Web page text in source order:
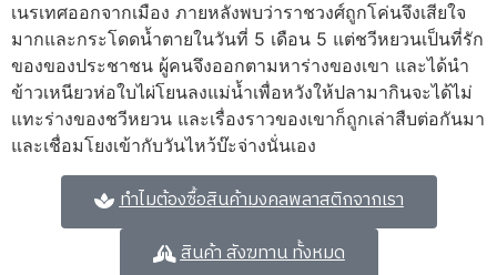
เนรเทศออกจากเมือง ภายหลังพบว่าราชวงศ์ถูกโค่นจึงเสียใจ
มากและกระโดดน้ำตายในวันที่ 5 เดือน 5 แต่ชวีหยวนเป็นที่รัก
ของของประชาชน ผู้คนจึงออกตามหาร่างของเขา และได้นำ
ข้าวเหนียวห่อใบไผ่โยนลงแม่น้ำเพื่อหวังให้ปลามากินจะได้ไม่
แทะร่างของชวีหยวน และเรื่องราวของเขาก็ถูกเล่าสืบต่อกันมา
และเชื่อมโยงเข้ากับวันไหว้บ๊ะจ่างนั่นเอง
ทำไมต้องซื้อสินค้ามงคลพลาสติกจากเรา
สินค้า สังฆทาน ทั้งหมด